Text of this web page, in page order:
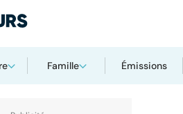
Famille Émissions